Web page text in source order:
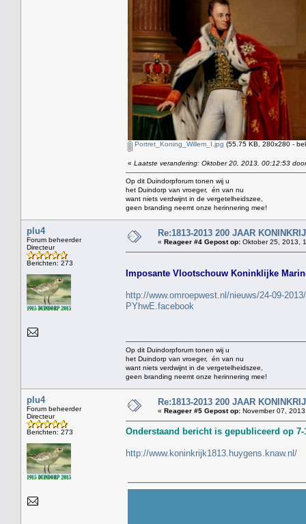
Portret_Koning_Willem_I.jpg (55.75 KB, 280x280 -
« Laatste verandering: Oktober 20, 2013, 00:12:53
Op dit Duindorpforum tonen wij u
het Duindorp van vroeger, én van nu
want niets verdwijnt in de vergetelheidszee,
geen branding neemt onze herinnering mee!
plu4
Forum beheerder
Directeur
Berichten: 273
Re:1813-2013 200 JAAR
« Reageer #4 Gepost op: Oktober 25, 2013,
Imposante Vlootschouw Koninklijke
http://www.omroepwest.nl/nieuws/24-09-
PYhwE.facebook
Op dit Duindorpforum tonen wij u
het Duindorp van vroeger, én van nu
want niets verdwijnt in de vergetelheidszee,
geen branding neemt onze herinnering mee!
plu4
Forum beheerder
Directeur
Berichten: 273
Re:1813-2013 200 JAAR
« Reageer #5 Gepost op: November 07,
Onderstaand bericht is gepubliceerd op 7-
http://www.koninkrijk1813.huygens.knaw.nl/